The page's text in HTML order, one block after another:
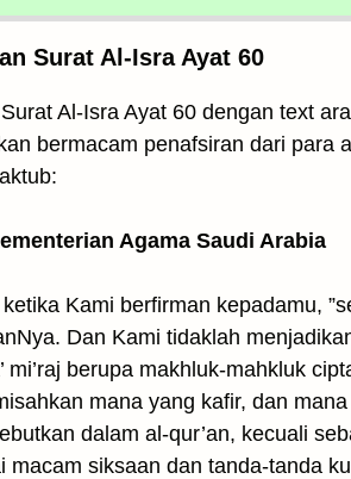
Surat Al-Isra Ayat 60
Al-Isra Ayat 60 dengan text
bermacam penafsiran dari para
Agama Saudi Arabia
Kami berfirman kepadamu,
Dan Kami tidaklah
mi’raj berupa makhluk-mahkluk
mana yang kafir, dan
dalam al-qur’an, kecuali
macam siksaan dan tanda-tanda